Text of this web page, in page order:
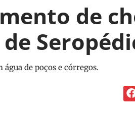
de
de poços e córregos.